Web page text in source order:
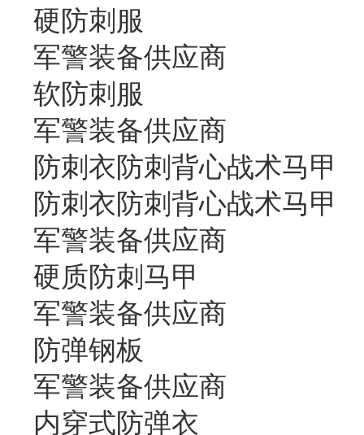
硬防刺服
军警装备供应商
软防刺服
军警装备供应商
防刺衣防刺背心战术马甲
防刺衣防刺背心战术马甲
军警装备供应商
硬质防刺马甲
军警装备供应商
防弹钢板
军警装备供应商
内穿式防弹衣